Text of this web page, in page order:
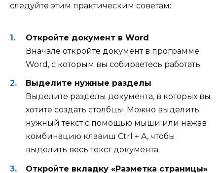
следуйте этим практическим советам:
Откройте документ в Word
Вначале откройте документ в программе
Word, с которым вы собираетесь работать.
Выделите нужные разделы
Выделите разделы документа, в которых вы
хотите создать столбцы. Можно выделить
нужный текст с помощью мыши или нажав
комбинацию клавиш Ctrl + A, чтобы
выделить весь текст документа.
Откройте вкладку «Разметка страницы»